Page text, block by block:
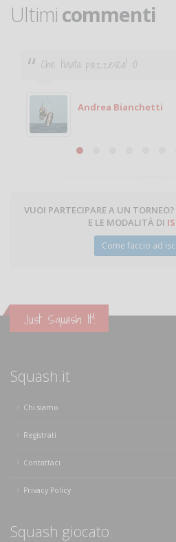
Ultimi commenti
Ciao. Sono a Treviglio da poco e
giocare. Se sei in zona e puoi
Michele
Michele Miglionico
VUOI PARTECIPARE A UN
E LE MODALITÀ DI
Come faccio ad
Just Squash It!
Squash.it
Chi siamo
Registrati
Contattaci
Privacy Policy
Squash giocato